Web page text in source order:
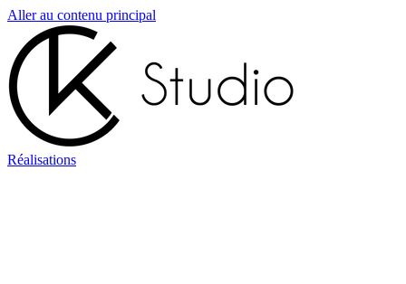
Aller au contenu principal
Réalisations